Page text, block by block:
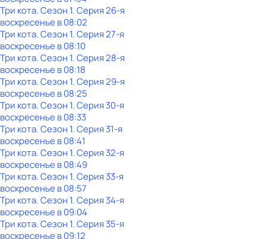
Три кота. Сезон 1. Серия 26-я
воскресенье в08:02
Три кота. Сезон 1. Серия 27-я
воскресенье в08:10
Три кота. Сезон 1. Серия 28-я
воскресенье в08:18
Три кота. Сезон 1. Серия 29-я
воскресенье в08:25
Три кота. Сезон 1. Серия 30-я
воскресенье в08:33
Три кота. Сезон 1. Серия 31-я
воскресенье в08:41
Три кота. Сезон 1. Серия 32-я
воскресенье в08:49
Три кота. Сезон 1. Серия 33-я
воскресенье в08:57
Три кота. Сезон 1. Серия 34-я
воскресенье в09:04
Три кота. Сезон 1. Серия 35-я
воскресенье в09:12